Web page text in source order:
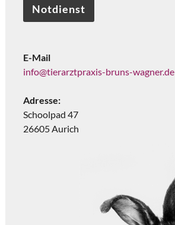
Notdienst
E-Mail
info@tierarztpraxis-bruns-wagner.de
Adresse:
Schoolpad 47
26605 Aurich